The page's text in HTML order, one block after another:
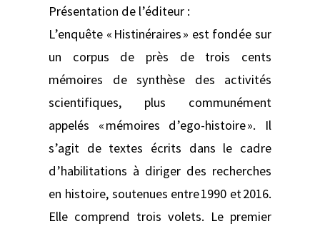
Présentation de l’éditeur :
L’enquête « Histinéraires » est fondée sur
un corpus de près de trois cents
mémoires de synthèse des activités
scientifiques, plus communément
appelés « mémoires d’ego-histoire ». Il
s’agit de textes écrits dans le cadre
d’habilitations à diriger des recherches
en histoire, soutenues entre 1990 et 2016.
Elle comprend trois volets. Le premier